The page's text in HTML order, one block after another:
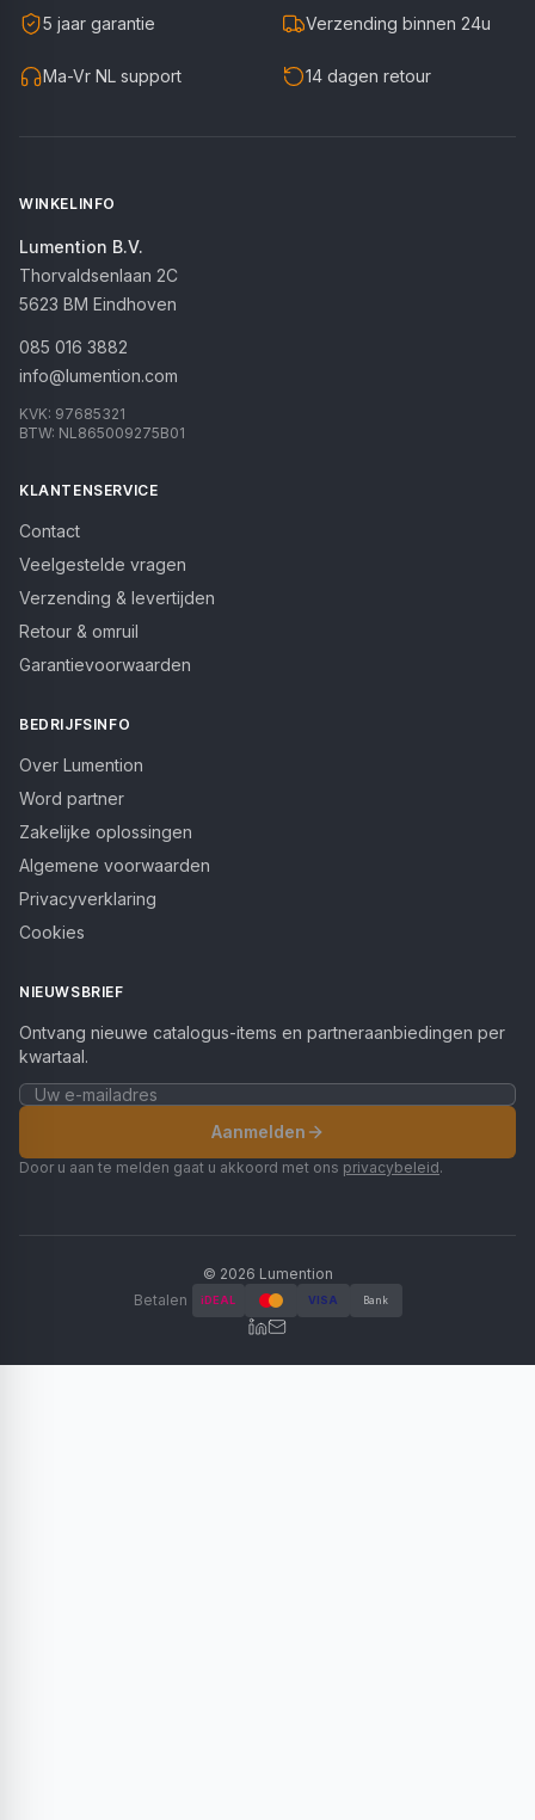
5 jaar garantie Verzending binnen 24u
Ma-Vr NL support 14 dagen retour
WINKELINFO
Lumention B.V.
Thorvaldsenlaan 2C
5623 BM Eindhoven
085 016 3882
info@lumention.com
KVK: 97685321
BTW: NL865009275B01
KLANTENSERVICE
Contact
Veelgestelde vragen
Verzending & levertijden
Retour & omruil
Garantievoorwaarden
BEDRIJFSINFO
Over Lumention
Word partner
Zakelijke oplossingen
Algemene voorwaarden
Privacyverklaring
Cookies
NIEUWSBRIEF
Ontvang nieuwe catalogus-items en partneraanbiedingen per
kwartaal.
Aanmelden
Door u aan te melden gaat u akkoord met ons privacybeleid.
© 2026 Lumention
Betalen
iDEAL VISA Bank